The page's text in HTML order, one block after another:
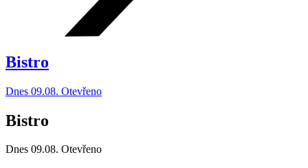
Bistro
Dnes 09.08. Otevřeno
Bistro
Dnes 09.08. Otevřeno